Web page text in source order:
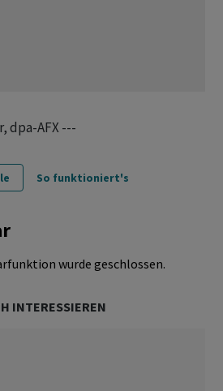
dpa-AFX ---
So funktioniert's
wurde geschlossen.
INTERESSIEREN